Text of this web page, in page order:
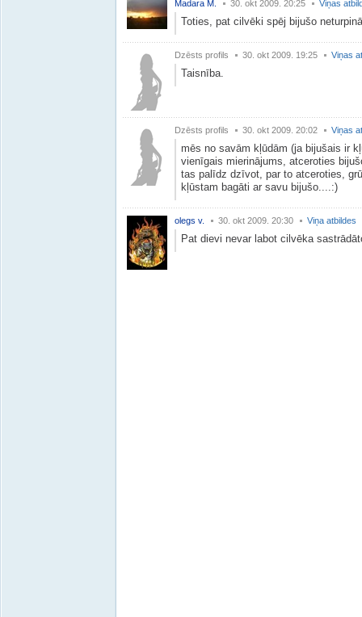
Madara M. 30. okt 2009. 20:25 Viņas
Toties, pat cilvēki spēj bijušo
Dzēsts profils 30. okt 2009. 19:25 Viņas
Taisnība.
Dzēsts profils 30. okt 2009. 20:02 Viņas
mēs no savām kļūdām (ja bijušais ir
vienīgais mierinājums, atceroties
tas palīdz dzīvot, par to atceroties,
kļūstam bagāti ar savu bijušo....:)
olegs v. 30. okt 2009. 20:30 Viņa atbildes
Pat dievi nevar labot cilvēka